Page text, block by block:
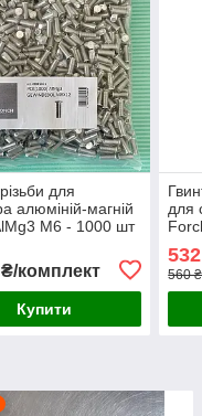
для
алюміній-магній
М6 - 1000 шт
комплект
Купити
для
532
560